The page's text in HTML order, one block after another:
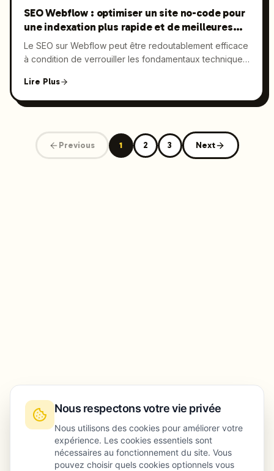
SEO Webflow : optimiser un site no-code pour
une indexation plus rapide et de meilleures
positions
Le SEO sur Webflow peut être redoutablement efficace
à condition de verrouiller les fondamentaux techniques
structurées — directement dans un workflow no-code.
Dans ce guide, vous verrez ce que Webflow fait bien
Webflow reproductible qui génère des positions… et
des citations dans les réponses AI.
Lire Plus
Previous 1 2 3 Next
Nous respectons votre vie privée
Nous utilisons des cookies pour améliorer votre
expérience. Les cookies essentiels sont
nécessaires au fonctionnement du site. Vous
pouvez choisir quels cookies optionnels vous